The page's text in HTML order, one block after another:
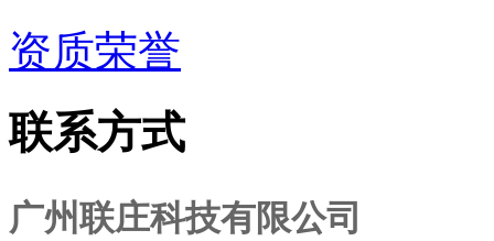
资质荣誉
联系方式
广州联庄科技有限公司